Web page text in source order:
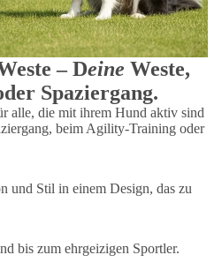
– Deine Weste,
Spaziergang.
alle, die mit ihrem Hund aktiv sind
beim Agility-Training oder
und Stil in einem Design, das zu
bis zum ehrgeizigen Sportler.